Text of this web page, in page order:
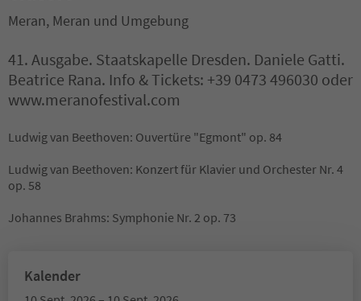
Meran, Meran und Umgebung
41. Ausgabe. Staatskapelle Dresden. Daniele Gatti.
Beatrice Rana. Info & Tickets: +39 0473 496030 oder
www.meranofestival.com
Ludwig van Beethoven: Ouvertüre "Egmont" op. 84
Ludwig van Beethoven: Konzert für Klavier und Orchester Nr. 4
op. 58
Johannes Brahms: Symphonie Nr. 2 op. 73
Kalender